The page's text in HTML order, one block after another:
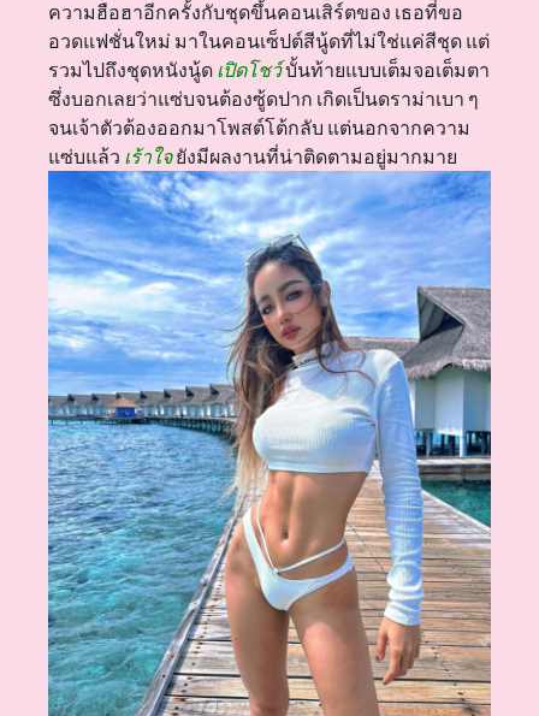
ความฮือฮาอีกครั้งกับชุดขึ้นคอนเสิร์ตของ เธอที่ขอ
อวดแฟชั่นใหม่ มาในคอนเซ็ปต์สีนู้ดที่ไม่ใช่แค่สีชุด แต่
รวมไปถึงชุดหนังนู้ด เปิดโชว์บั้นท้ายแบบเต็มจอเต็มตา
ซึ่งบอกเลยว่าแซ่บจนต้องซู้ดปาก เกิดเป็นดราม่าเบา ๆ
จนเจ้าตัวต้องออกมาโพสต์โต้กลับ แต่นอกจากความ
แซ่บแล้ว เร้าใจยังมีผลงานที่น่าติดตามอยู่มากมาย